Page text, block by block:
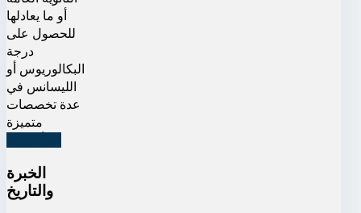
أو ما يعادلها
للحصول على
درجة
البكالوريوس أو
الليسانس في
عدة تخصصات
متميزة
الخبرة
والتاريخ